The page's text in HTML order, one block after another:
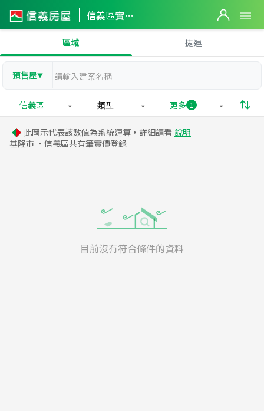
信義區實價登錄
區域 捷運
預售屋▼
信義區 類型 更多 1
此圖示代表該數值為系統運算，詳細請看 說明
基隆市 ・信義區共有筆實價登錄
目前沒有符合條件的資料